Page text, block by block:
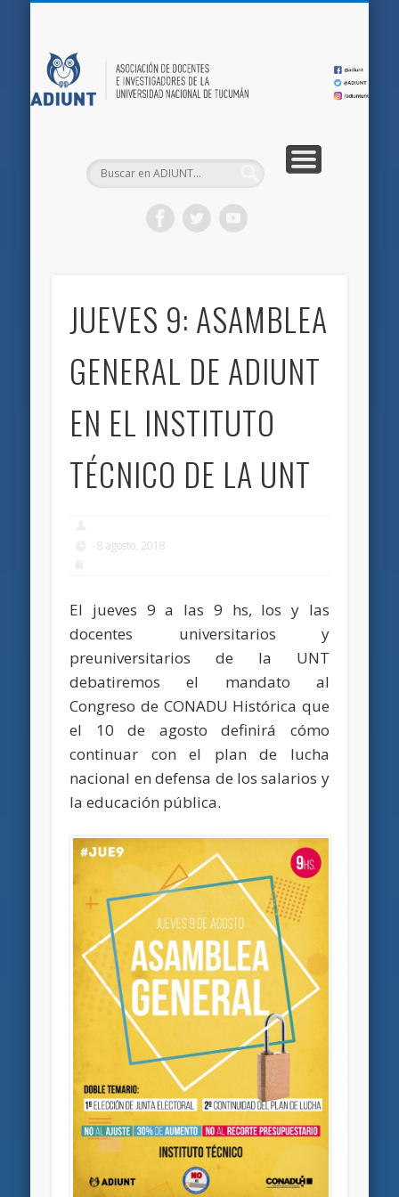
JUEVES 9: ASAMBLEA
GENERAL DE ADIUNT
EN EL INSTITUTO
TÉCNICO DE LA UNT
8 agosto, 2018
El jueves 9 a las 9 hs, los y las
docentes universitarios y
preuniversitarios de la UNT
debatiremos el mandato al
Congreso de CONADU Histórica que
el 10 de agosto definirá cómo
continuar con el plan de lucha
nacional en defensa de los salarios y
la educación pública.